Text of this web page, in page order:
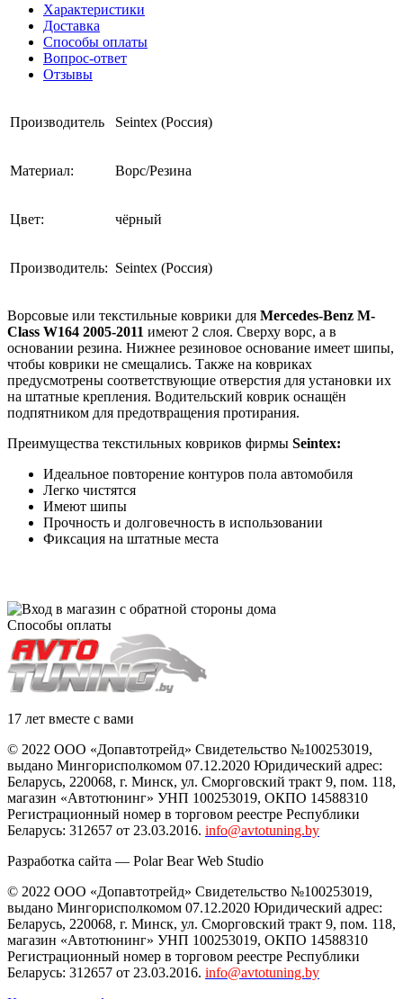
Характеристики
Доставка
Способы оплаты
Вопрос-ответ
Отзывы
Производитель Seintex (Россия)
Материал: Ворс/Резина
Цвет: чёрный
Производитель: Seintex (Россия)
Ворсовые или текстильные коврики для Mercedes-Benz M-
Class W164 2005-2011 имеют 2 слоя. Сверху ворс, а в
основании резина. Нижнее резиновое основание имеет шипы,
чтобы коврики не смещались. Также на ковриках
предусмотрены соответствующие отверстия для установки их
на штатные крепления. Водительский коврик оснащён
подпятником для предотвращения протирания.
Преимущества текстильных ковриков фирмы Seintex:
Идеальное повторение контуров пола автомобиля
Легко чистятся
Имеют шипы
Прочность и долговечность в использовании
Фиксация на штатные места
Способы оплаты
17 лет вместе с вами
© 2022 ООО «Допавтотрейд» Свидетельство №100253019,
выдано Мингорисполкомом 07.12.2020 Юридический адрес:
Беларусь, 220068, г. Минск, ул. Сморговский тракт 9, пом. 118,
магазин «Автотюнинг» УНП 100253019, ОКПО 14588310
Регистрационный номер в торговом реестре Республики
Беларусь: 312657 от 23.03.2016. info@avtotuning.by
Разработка сайта — Polar Bear Web Studio
© 2022 ООО «Допавтотрейд» Свидетельство №100253019,
выдано Мингорисполкомом 07.12.2020 Юридический адрес:
Беларусь, 220068, г. Минск, ул. Сморговский тракт 9, пом. 118,
магазин «Автотюнинг» УНП 100253019, ОКПО 14588310
Регистрационный номер в торговом реестре Республики
Беларусь: 312657 от 23.03.2016. info@avtotuning.by